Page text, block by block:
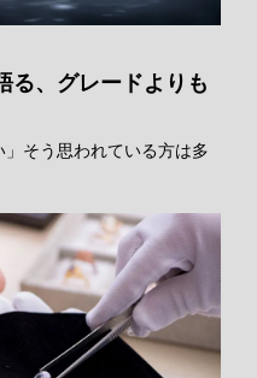
る、グレードよりも
」そう思われている方は多